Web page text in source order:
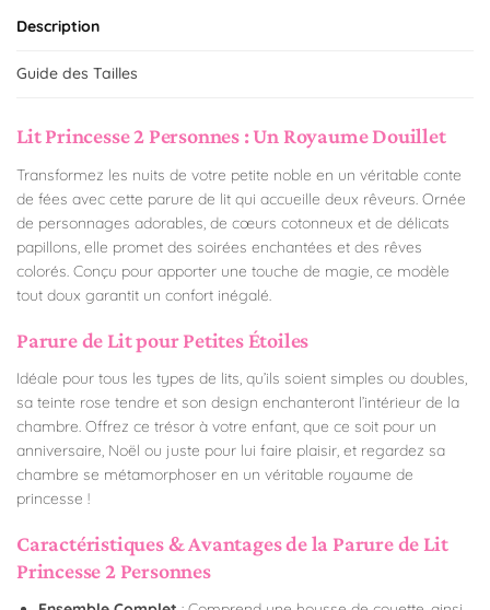
Description
Guide des Tailles
Lit Princesse 2 Personnes : Un Royaume Douillet
Transformez les nuits de votre petite noble en un véritable conte
de fées avec cette parure de lit qui accueille deux rêveurs. Ornée
de personnages adorables, de cœurs cotonneux et de délicats
papillons, elle promet des soirées enchantées et des rêves
colorés. Conçu pour apporter une touche de magie, ce modèle
tout doux garantit un confort inégalé.
Parure de Lit pour Petites Étoiles
Idéale pour tous les types de lits, qu’ils soient simples ou doubles,
sa teinte rose tendre et son design enchanteront l’intérieur de la
chambre. Offrez ce trésor à votre enfant, que ce soit pour un
anniversaire, Noël ou juste pour lui faire plaisir, et regardez sa
chambre se métamorphoser en un véritable royaume de
princesse !
Caractéristiques & Avantages de la Parure de Lit
Princesse 2 Personnes